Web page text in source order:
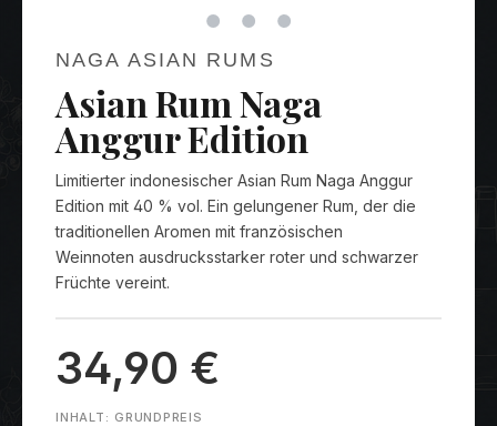
NAGA ASIAN RUMS
Asian Rum Naga
Anggur Edition
Limitierter indonesischer Asian Rum Naga Anggur
Edition mit 40 % vol. Ein gelungener Rum, der die
traditionellen Aromen mit französischen
Weinnoten ausdrucksstarker roter und schwarzer
Früchte vereint.
34,90 €
INHALT: GRUNDPREIS